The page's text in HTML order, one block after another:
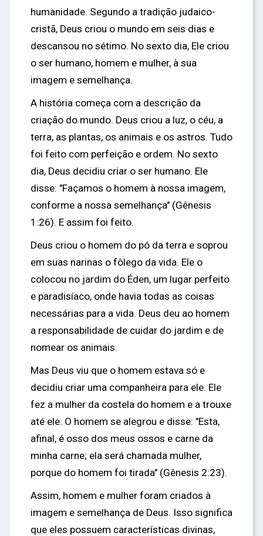
humanidade. Segundo a tradição judaico-
cristã, Deus criou o mundo em seis dias e
descansou no sétimo. No sexto dia, Ele criou
o ser humano, homem e mulher, à sua
imagem e semelhança.
A história começa com a descrição da
criação do mundo. Deus criou a luz, o céu, a
terra, as plantas, os animais e os astros. Tudo
foi feito com perfeição e ordem. No sexto
dia, Deus decidiu criar o ser humano. Ele
disse: "Façamos o homem à nossa imagem,
conforme a nossa semelhança" (Gênesis
1:26). E assim foi feito.
Deus criou o homem do pó da terra e soprou
em suas narinas o fôlego da vida. Ele o
colocou no jardim do Éden, um lugar perfeito
e paradisíaco, onde havia todas as coisas
necessárias para a vida. Deus deu ao homem
a responsabilidade de cuidar do jardim e de
nomear os animais.
Mas Deus viu que o homem estava só e
decidiu criar uma companheira para ele. Ele
fez a mulher da costela do homem e a trouxe
até ele. O homem se alegrou e disse: "Esta,
afinal, é osso dos meus ossos e carne da
minha carne; ela será chamada mulher,
porque do homem foi tirada" (Gênesis 2:23).
Assim, homem e mulher foram criados à
imagem e semelhança de Deus. Isso significa
que eles possuem características divinas,